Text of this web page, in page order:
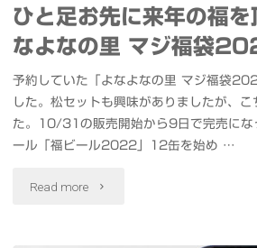
4K
閃
光
ひと足お先に来年の福
なよなの里 マジ福袋
予約していた「よなよなの里 マジ福袋
した。松セットも興味がありましたが、こ
た。10/31の販売開始から9日で完売にな
ール「福ビール2022」12缶を始め …
Read more "ひ